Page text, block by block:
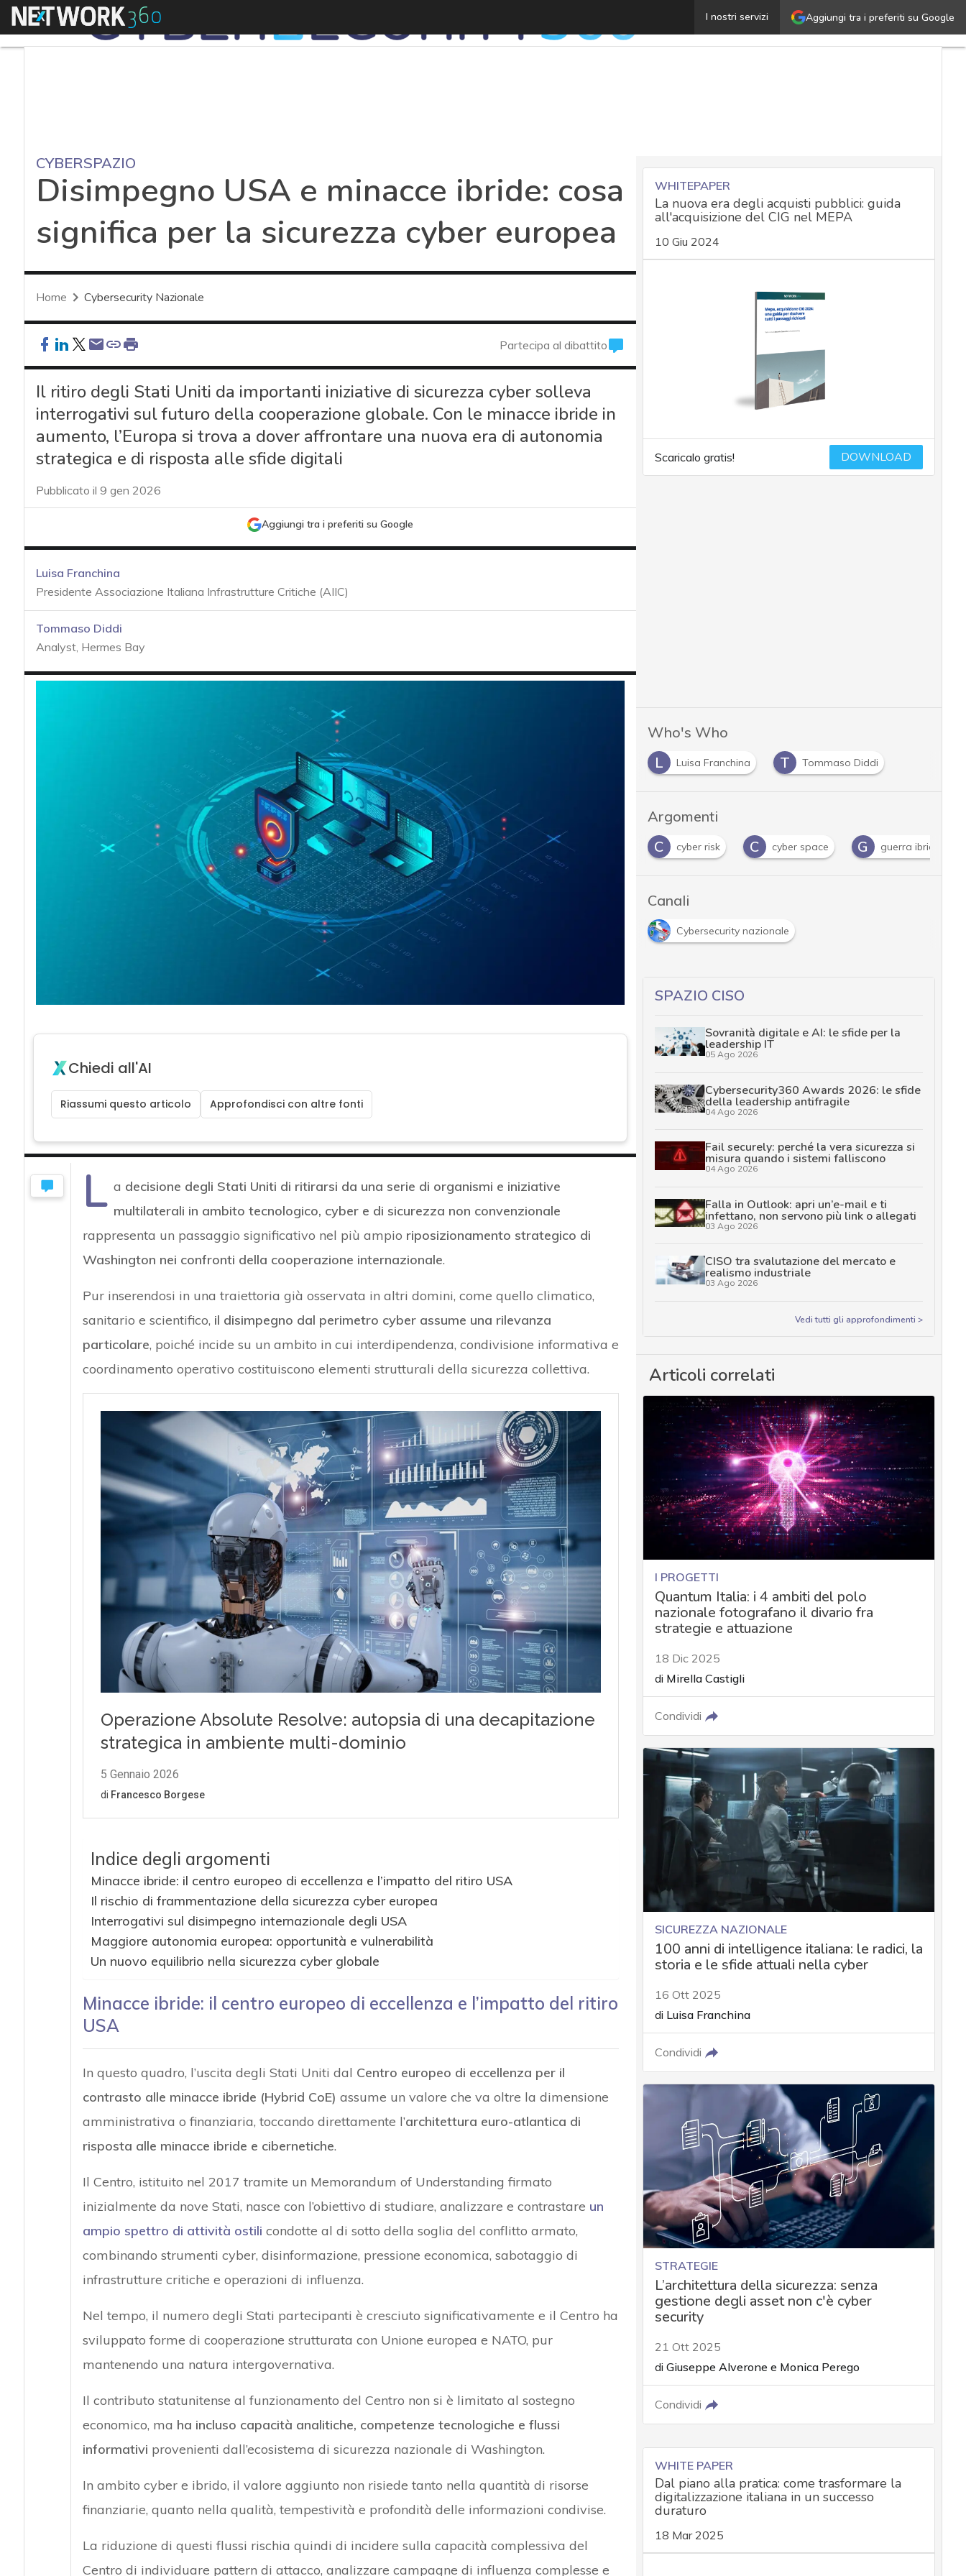
Aggiungi tra i preferiti su Google
I nostri servizi
Menu Disimpegno USA e minacce ibride: cosa significa per la
CYBERSPAZIO
Disimpegno USA e minacce ibride: cosa
significa per la sicurezza cyber europea
Home Cybersecurity Nazionale
Partecipa al dibattito
Il ritiro degli Stati Uniti da importanti iniziative di sicurezza cyber solleva
interrogativi sul futuro della cooperazione globale. Con le minacce ibride in
aumento, l’Europa si trova a dover affrontare una nuova era di autonomia
strategica e di risposta alle sfide digitali
Pubblicato il 9 gen 2026
Aggiungi tra i preferiti su Google
Luisa Franchina
Presidente Associazione Italiana Infrastrutture Critiche (AIIC)
Tommaso Diddi
Analyst, Hermes Bay
Chiedi all'AI
Riassumi questo articolo Approfondisci con altre fonti
L a decisione degli Stati Uniti di ritirarsi da una serie di organismi e iniziative
multilaterali in ambito tecnologico, cyber e di sicurezza non convenzionale
rappresenta un passaggio significativo nel più ampio riposizionamento strategico di
Washington nei confronti della cooperazione internazionale.
Pur inserendosi in una traiettoria già osservata in altri domini, come quello climatico,
sanitario e scientifico, il disimpegno dal perimetro cyber assume una rilevanza
particolare, poiché incide su un ambito in cui interdipendenza, condivisione informativa e
coordinamento operativo costituiscono elementi strutturali della sicurezza collettiva.
Indice degli argomenti
Minacce ibride: il centro europeo di eccellenza e l’impatto del ritiro USA
Il rischio di frammentazione della sicurezza cyber europea
Interrogativi sul disimpegno internazionale degli USA
Maggiore autonomia europea: opportunità e vulnerabilità
Un nuovo equilibrio nella sicurezza cyber globale
Minacce ibride: il centro europeo di eccellenza e l’impatto del ritiro
USA
In questo quadro, l’uscita degli Stati Uniti dal Centro europeo di eccellenza per il
contrasto alle minacce ibride (Hybrid CoE) assume un valore che va oltre la dimensione
amministrativa o finanziaria, toccando direttamente l’architettura euro-atlantica di
risposta alle minacce ibride e cibernetiche.
Il Centro, istituito nel 2017 tramite un Memorandum of Understanding firmato
inizialmente da nove Stati, nasce con l’obiettivo di studiare, analizzare e contrastare un
ampio spettro di attività ostili condotte al di sotto della soglia del conflitto armato,
combinando strumenti cyber, disinformazione, pressione economica, sabotaggio di
infrastrutture critiche e operazioni di influenza.
Nel tempo, il numero degli Stati partecipanti è cresciuto significativamente e il Centro ha
sviluppato forme di cooperazione strutturata con Unione europea e NATO, pur
mantenendo una natura intergovernativa.
Il contributo statunitense al funzionamento del Centro non si è limitato al sostegno
economico, ma ha incluso capacità analitiche, competenze tecnologiche e flussi
informativi provenienti dall’ecosistema di sicurezza nazionale di Washington.
In ambito cyber e ibrido, il valore aggiunto non risiede tanto nella quantità di risorse
finanziarie, quanto nella qualità, tempestività e profondità delle informazioni condivise.
La riduzione di questi flussi rischia quindi di incidere sulla capacità complessiva del
Centro di individuare pattern di attacco, analizzare campagne di influenza complesse e
WHITEPAPER
La nuova era degli acquisti pubblici: guida
all'acquisizione del CIG nel MEPA
10 Giu 2024
Scaricalo gratis! DOWNLOAD
Who's Who
L
Luisa Franchina T Tommaso Diddi
Argomenti
C
cyber minacce C cyber risk C cyber space G guerra ibrida
Canali
Cybersecurity nazionale
SPAZIO CISO
Sovranità digitale e AI: le sfide per la
leadership IT
05 Ago 2026
Cybersecurity360 Awards 2026: le sfide
della leadership antifragile
04 Ago 2026
Fail securely: perché la vera sicurezza si
misura quando i sistemi falliscono
04 Ago 2026
Falla in Outlook: apri un’e-mail e ti
infettano, non servono più link o allegati
03 Ago 2026
CISO tra svalutazione del mercato e
realismo industriale
03 Ago 2026
Vedi tutti gli approfondimenti >
Articoli correlati
I PROGETTI
Quantum Italia: i 4 ambiti del polo
nazionale fotografano il divario fra
strategie e attuazione
18 Dic 2025
di Mirella Castigli
Condividi
SICUREZZA NAZIONALE
100 anni di intelligence italiana: le radici, la
storia e le sfide attuali nella cyber
16 Ott 2025
di Luisa Franchina
Condividi
STRATEGIE
L’architettura della sicurezza: senza
gestione degli asset non c'è cyber
security
21 Ott 2025
di Giuseppe Alveronee Monica Perego
Condividi
WHITE PAPER
Dal piano alla pratica: come trasformare la
digitalizzazione italiana in un successo
duraturo
18 Mar 2025